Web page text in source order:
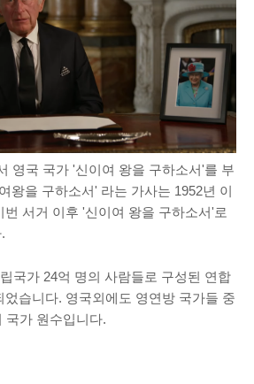
영국 국가 '신이여 왕을 구하소서'를 부
왕을 구하소서' 라는 가사는 1952년 이
번 서거 이후 '신이여 왕을 구하소서'로
국가 24억 명의 사람들로 구성된 연합
습니다. 영국외에도 영연방 국가들 중
국가 원수입니다.